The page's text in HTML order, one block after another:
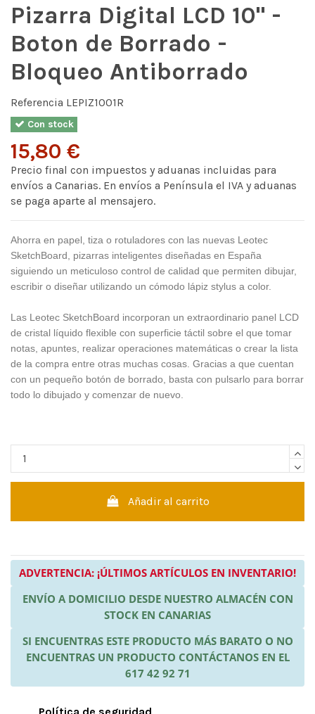
Pizarra Digital LCD 10" -
Boton de Borrado -
Bloqueo Antiborrado
Referencia LEPIZ1001R
Con stock
15,80 €
Precio final con impuestos y aduanas incluidas para
envíos a Canarias. En envíos a Península el IVA y aduanas
se paga aparte al mensajero.
Ahorra en papel, tiza o rotuladores con las nuevas Leotec
SketchBoard, pizarras inteligentes diseñadas en España
siguiendo un meticuloso control de calidad que permiten dibujar,
escribir o diseñar utilizando un cómodo lápiz stylus a color.
Las Leotec SketchBoard incorporan un extraordinario panel LCD
de cristal líquido flexible con superficie táctil sobre el que tomar
notas, apuntes, realizar operaciones matemáticas o crear la lista
de la compra entre otras muchas cosas. Gracias a que cuentan
con un pequeño botón de borrado, basta con pulsarlo para borrar
todo lo dibujado y comenzar de nuevo.
Añadir al carrito
ADVERTENCIA: ¡ÚLTIMOS ARTÍCULOS EN INVENTARIO!
ENVÍO A DOMICILIO DESDE NUESTRO ALMACÉN CON
STOCK EN CANARIAS
SI ENCUENTRAS ESTE PRODUCTO MÁS BARATO O NO
ENCUENTRAS UN PRODUCTO CONTÁCTANOS EN EL
617 42 92 71